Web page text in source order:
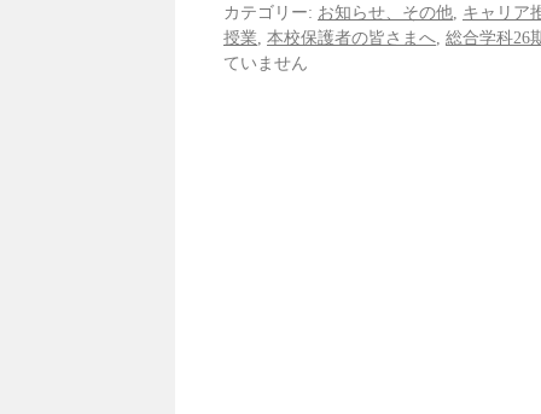
カテゴリー: お知らせ、その他 キャリア
授業 本校保護者の皆さまへ 総合学科26
ていません